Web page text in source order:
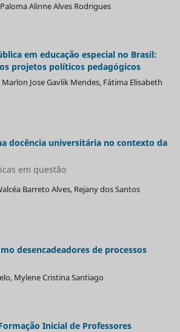
Alinne Alves Rodrigues
em educação especial no Brasil:
projetos políticos pedagógicos
Jose Gavlik Mendes, Fátima Elisabeth
docência universitária no contexto da
em questão
Barreto Alves, Rejany dos Santos
desencadeadores de processos
Mylene Cristina Santiago
Inicial de Professores